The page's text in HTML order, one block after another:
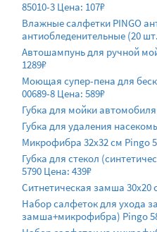
85010-3 Цена: 107₽
Влажные салфетки PINGO
антиобледенительные (20
Автошампунь для ручной
1289₽
Моющая супер-пена для
00689-8 Цена: 589₽
Губка для мойки
Губка для удаления
Микрофибра 32х32 см Pingo
Губка для стекол
5790 Цена: 439₽
Ситнетическая замша 30х20
Набор салфеток для ухода
замша+микрофибра) Pingo